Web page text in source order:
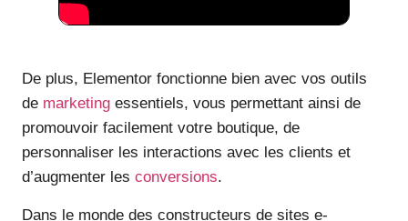
De plus, Elementor fonctionne bien avec vos outils
de marketing essentiels, vous permettant ainsi de
promouvoir facilement votre boutique, de
personnaliser les interactions avec les clients et
d’augmenter les conversions.
Dans le monde des constructeurs de sites e-